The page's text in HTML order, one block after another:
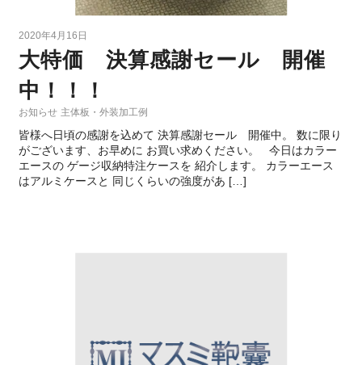
2020年4月16日
大特価 決算感謝セール 開催
中！！！
お知らせ 主体板・外装加工例
皆様へ日頃の感謝を込めて 決算感謝セール 開催中。 数に限り
がございます、お早めに お買い求めください。 今日はカラー
エースの ゲージ収納特注ケースを 紹介します。 カラーエース
はアルミケースと 同じくらいの強度があ […]